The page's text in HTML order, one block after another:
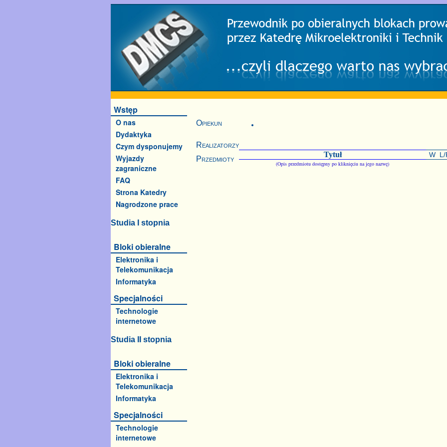
Wstęp
O nas
Dydaktyka
Czym dysponujemy
Wyjazdy
zagraniczne
FAQ
Strona Katedry
Nagrodzone prace
Studia I stopnia
Bloki obieralne
Elektronika i
Telekomunikacja
Informatyka
Specjalności
Technologie
internetowe
Studia II stopnia
Bloki obieralne
Elektronika i
Telekomunikacja
Informatyka
Specjalności
Technologie
internetowe
Opiekun
Realizatorzy
Przedmioty
Tytuł W L/
(Opis przedmiotu dostępny po kliknięciu na jego nazwę)